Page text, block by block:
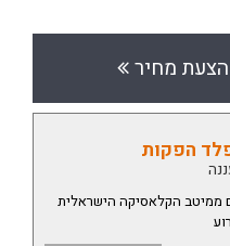
מחיר
הפקות
ממיטב הקלאסיקה הישראלית